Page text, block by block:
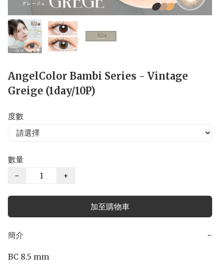
AngelColor Bambi Series - Vintage
Greige (1day/10P)
度數
數量
−
+
加至購物車
簡介 −
BC 8.5 mm